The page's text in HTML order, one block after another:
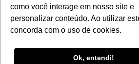
como você interage em nosso site e
personalizar conteúdo. Ao utilizar
concorda com o uso de cookies.
Ok, entendi!
06.698.001/0002-19 - MB 5